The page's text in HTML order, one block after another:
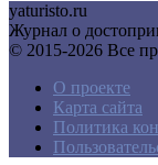
yaturisto.ru
Журнал о
© 2015-2026 Все
О проекте
Карта сайта
Политика